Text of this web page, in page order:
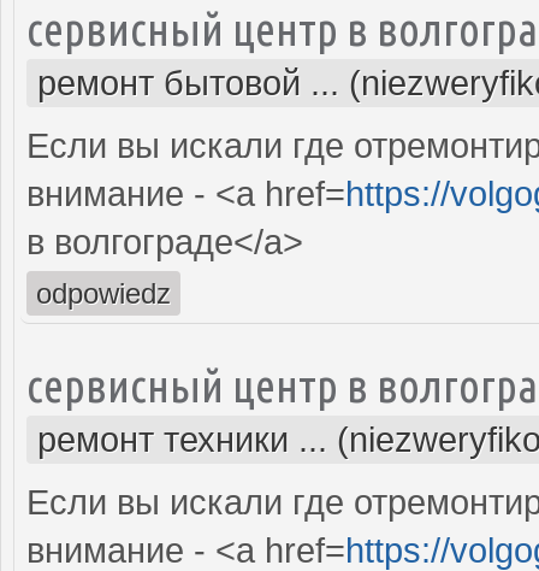
сервисный центр в
ремонт бытовой ...
Если вы искали где
внимание - <a href=https://
в волгограде</a>
odpowiedz
сервисный центр в
ремонт техники ...
Если вы искали где
внимание - <a href=https://